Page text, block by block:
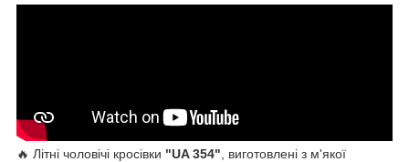
🔥 Літні чоловічі кросівки "UA 354" , виготовлені з м'якої